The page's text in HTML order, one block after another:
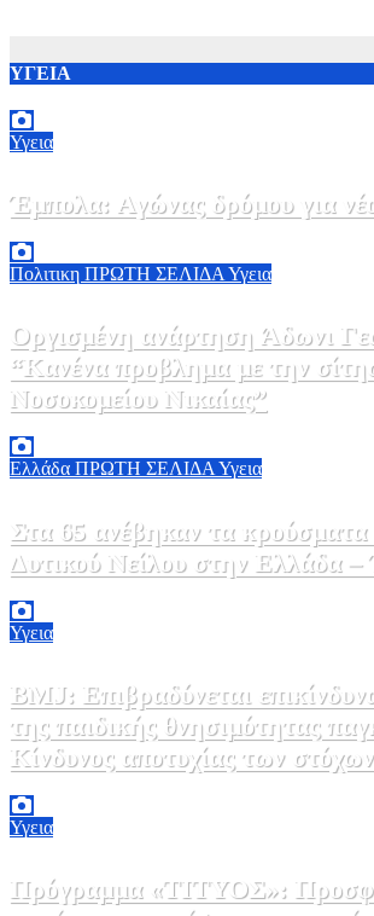
ΥΓΕΙΑ
Υγεια
Έμπολα: Αγώνας δρόμου για
Πολιτικη ΠΡΩΤΗ ΣΕΛΙΔΑ Υγεια
Οργισμένη ανάρτηση Άδωνι
“Κανένα προβλημα με την
Νοσοκομείου Νικαίας”
Ελλάδα ΠΡΩΤΗ ΣΕΛΙΔΑΥγεια
Στα 65 ανέβηκαν τα κρούσματα
Δυτικού Νείλου στην Ελλάδα –
Υγεια
BMJ: Επιβραδύνεται
της παιδικής θνησιμότητας
Κίνδυνος αποτυχίας των
Υγεια
Πρόγραμμα «ΤΙΤΥΟΣ»: